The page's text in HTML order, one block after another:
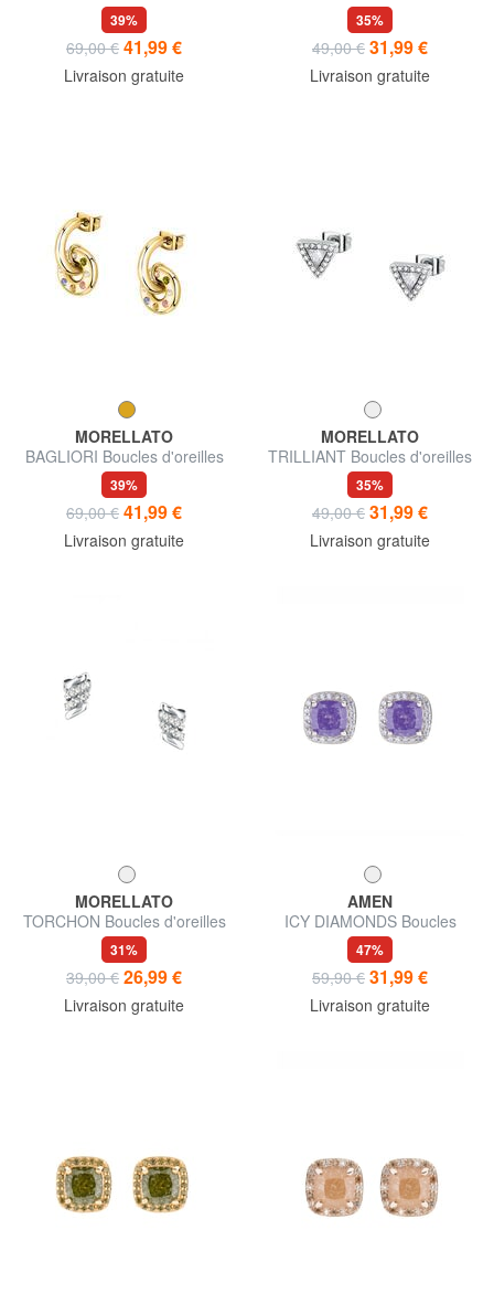
demi-cercle avec cristaux
39%
69,00 € 41,99 €
Livraison gratuite
d'oreilles
35%
49,00 € 31,99 €
Livraison gratuite
MORELLATO
BAGLIORI Boucles d'oreilles
en cristal coloré
39%
69,00 € 41,99 €
Livraison gratuite
MORELLATO
TRILLIANT Boucles d'oreilles
triangle avec zircons
35%
49,00 € 31,99 €
Livraison gratuite
MORELLATO
TORCHON Boucles d'oreilles
31%
39,00 € 26,99 €
Livraison gratuite
AMEN
ICY DIAMONDS Boucles
d'oreilles carrées à lobes
ornées de zirconiums
47%
59,90 € 31,99 €
Livraison gratuite